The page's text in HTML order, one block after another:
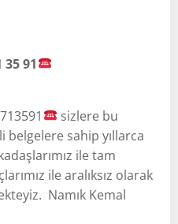
35 91
sizlere bu
belgelere sahip yıllarca
ile tam
ile aralıksız olarak
Namık Kemal